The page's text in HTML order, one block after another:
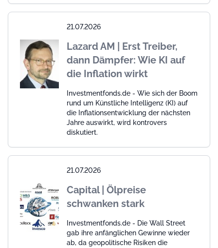
21.07.2026
Lazard AM | Erst Treiber,
dann Dämpfer: Wie KI auf
die Inflation wirkt
Investmentfonds.de - Wie sich der Boom
rund um Künstliche Intelligenz (KI) auf
die Inflationsentwicklung der nächsten
Jahre auswirkt, wird kontrovers
diskutiert.
21.07.2026
Capital | Ölpreise
schwanken stark
Investmentfonds.de - Die Wall Street
gab ihre anfänglichen Gewinne wieder
ab, da geopolitische Risiken die